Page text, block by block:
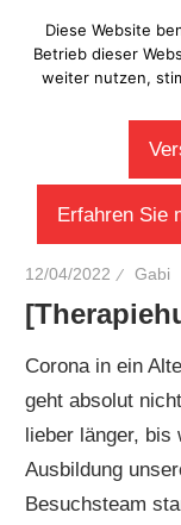
Inhalt
springen
12/04/2022 Gabi
Corona in ein
geht absolut
lieber länger, bis
Ausbildung
Besuchsteam
Diese Website
Betrieb dieser
weiter nutzen,
Erfahren Sie